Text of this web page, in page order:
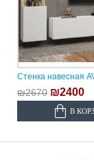
Стенка навесная
₪2670 ₪2400
В